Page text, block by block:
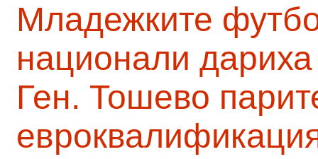
Младежките
национали
Ген. Тошево